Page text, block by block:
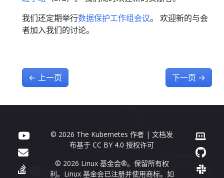
我们还定期举行数据保护工作组会议。 欢迎新的与会
者加入我们的讨论。
← 上一页 下一页 →
© 2026 The Kubernetes 作者 | 文档发
布基于CC BY 4.0 授权许可
© 2026 Linux 基金会®。保留所有权
利。Linux 基金会已注册并使用商标。如